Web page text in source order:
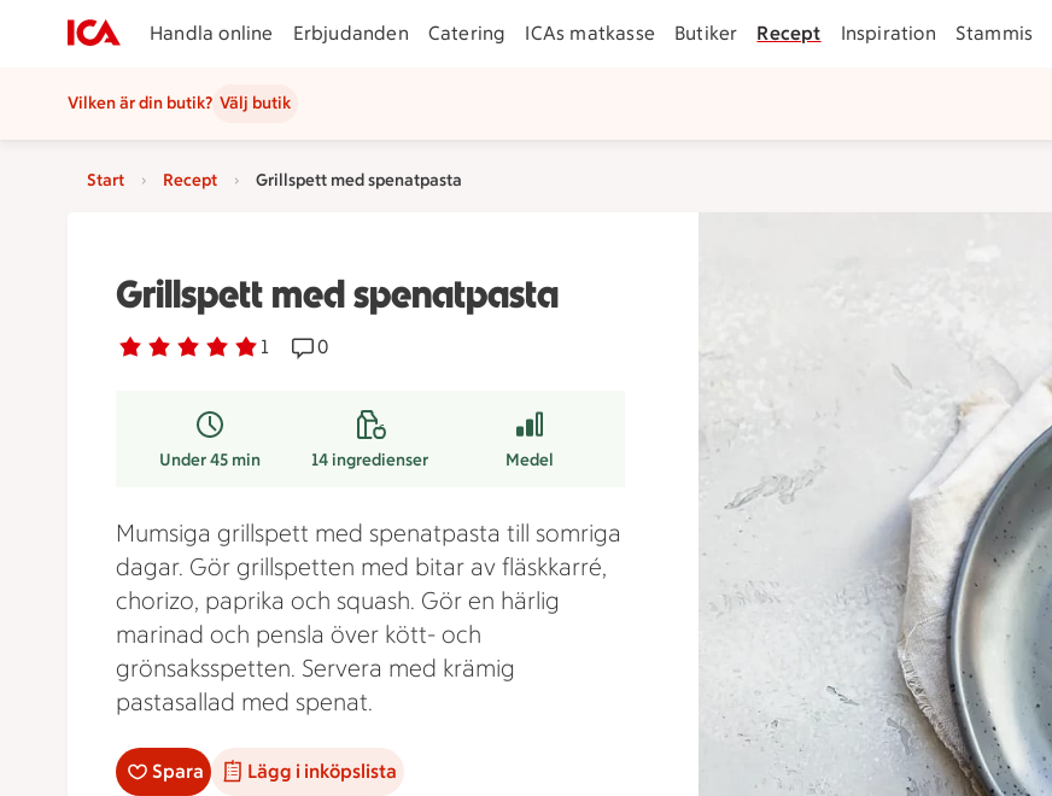
Handla online Erbjudanden Catering ICAs matkasse Butiker Recept Inspiration Stammis
Vilken är din butik? Välj butik
Start Recept Grillspett med spenatpasta
Grillspett med spenatpasta
Betyg 5 av 5. 1
1 personer har röstatReceptet har 0 kommentarer
0
Under 45 min 14ingredienser Medel
Mumsiga grillspett med spenatpasta till somriga
dagar. Gör grillspetten med bitar av fläskkarré,
chorizo, paprika och squash. Gör en härlig
marinad och pensla över kött- och
grönsaksspetten. Servera med krämig
pastasallad med spenat.
Spara Lägg i inköpslista